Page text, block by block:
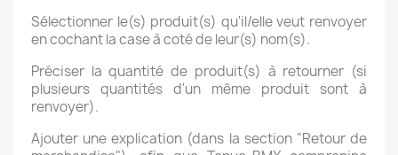
Sélectionner le(s) produit(s) qu'il/elle veut renvoyer
en cochant la case à coté de leur(s) nom(s).
Préciser la quantité de produit(s) à retourner (si
plusieurs quantités d'un même produit sont à
renvoyer).
Ajouter une explication (dans la section "Retour de